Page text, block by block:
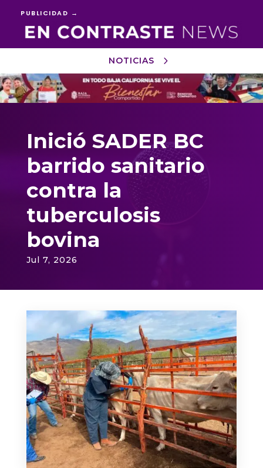
PUBLICIDAD →
NOTICIAS
Reproductor
de
vídeo
Inició SADER BC
barrido sanitario
contra la
tuberculosis
bovina
Jul 7, 2026